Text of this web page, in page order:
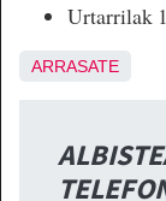
Urtarrilak
ARRASATE